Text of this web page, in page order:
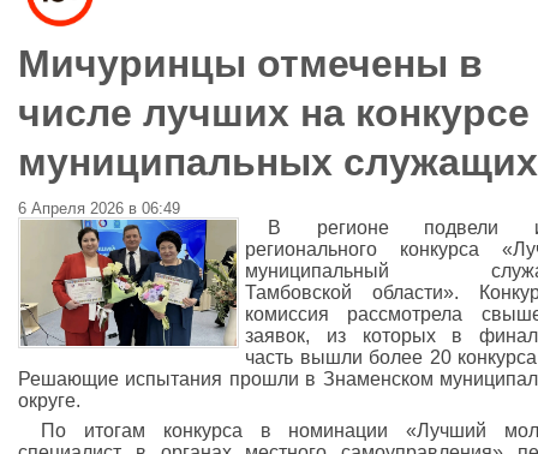
Мичуринцы отмечены в
числе лучших на конкурсе
муниципальных служащих
6 Апреля 2026 в 06:49
В регионе подвели
регионального конкурса
муниципальный
Тамбовской области».
комиссия рассмотрела
заявок, из которых в
часть вышли более 20
Решающие испытания прошли в Знаменском
округе.
По итогам конкурса в номинации «Лучший